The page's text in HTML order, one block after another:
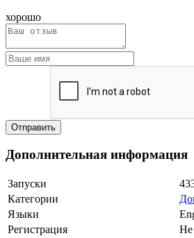
хорошо
Дополнительная информация
Запуски
Категории
Языки
Регистрация
Не